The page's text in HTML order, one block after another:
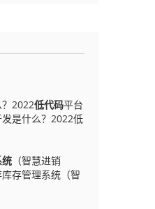
2022低代码平台
是什么？2022低
统 （智慧进销
存管理系统（智